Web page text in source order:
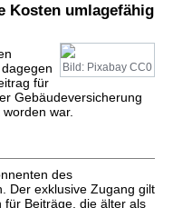
Kosten umlagefähig
Bild: Pixabay CC0
für
Gebäudeversicherung
war.
des
Der exklusive Zugang gilt
für Beiträge, die älter als